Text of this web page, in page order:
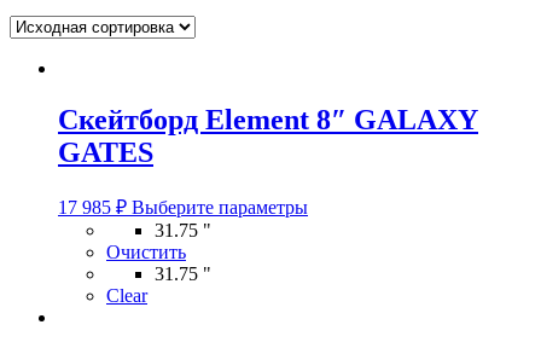
Скейтборд Element 8″ GALAXY
GATES
17 985 ₽ Выберите параметрыЭтот
31.75 "
Очистить
31.75 "
Clear